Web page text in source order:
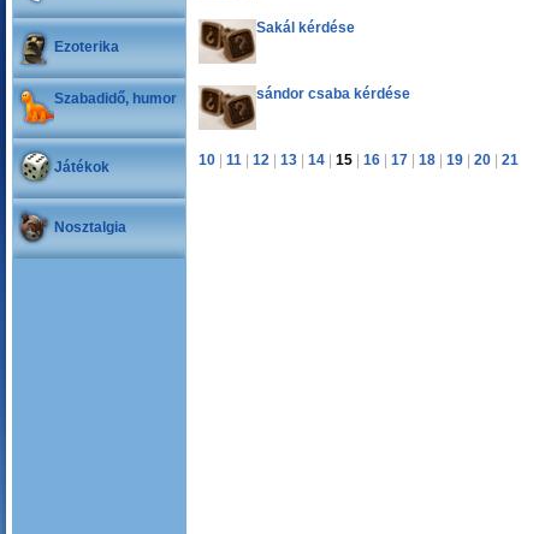
Ezoterika
Szabadidő, humor
Játékok
Nosztalgia
Sakál kérdése
sándor csaba kérdése
10 11 12 13 14 15 16 17 18 19 20 21